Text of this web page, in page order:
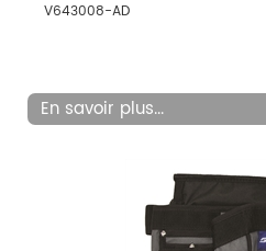
V643008-AD
En savoir plus...